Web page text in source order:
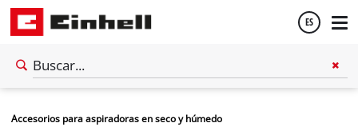
ES
Accesorios para aspiradoras en seco y húmedo